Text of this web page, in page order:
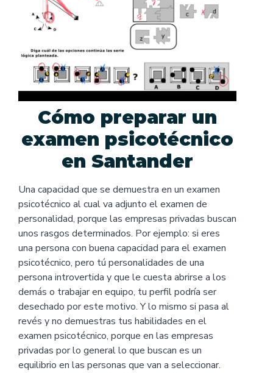
Cómo preparar un
examen psicotécnico
en Santander
Una capacidad que se demuestra en un examen
psicotécnico al cual va adjunto el examen de
personalidad, porque las empresas privadas buscan
unos rasgos determinados. Por ejemplo: si eres
una persona con buena capacidad para el examen
psicotécnico, pero tú personalidades de una
persona introvertida y que le cuesta abrirse a los
demás o trabajar en equipo, tu perfil podría ser
desechado por este motivo. Y lo mismo si pasa al
revés y no demuestras tus habilidades en el
examen psicotécnico, porque en las empresas
privadas por lo general lo que buscan es un
equilibrio en las personas que van a seleccionar.